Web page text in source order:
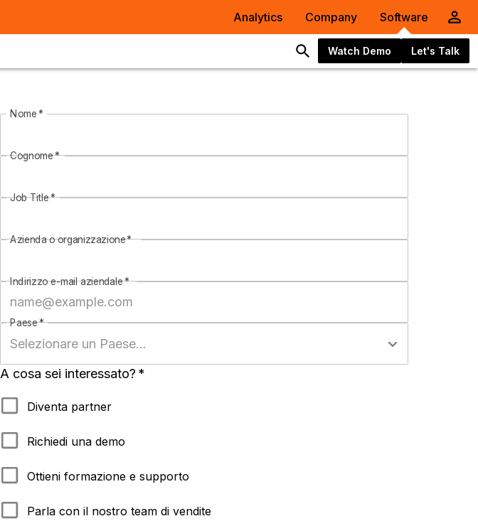
Analytics Company Software
Watch Demo Let's Talk
Nome*
Cognome*
Job Title*
Azienda o organizzazione*
Indirizzo e-mail aziendale*
Paese*
A cosa sei interessato? *
Diventa partner
Richiedi una demo
Ottieni formazione e supporto
Parla con il nostro team di vendite